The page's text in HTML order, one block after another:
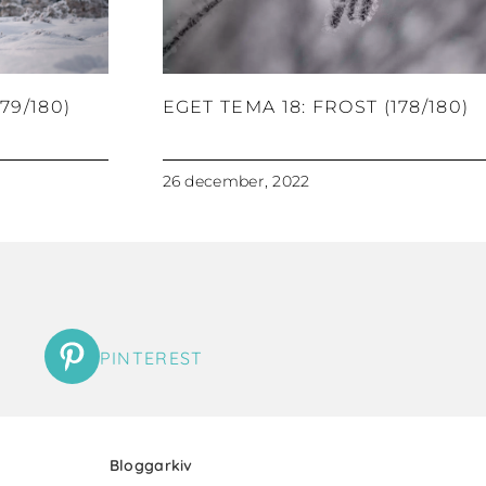
180) EGET TEMA 18: FROST (178/180)
26 december, 2022
PINTEREST
Bloggarkiv